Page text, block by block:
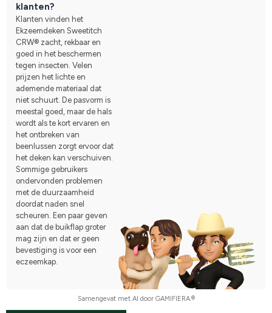
klanten?
Klanten vinden het
Ekzeemdeken Sweetitch
CRW® zacht, rekbaar en
goed in het beschermen
tegen insecten. Velen
prijzen het lichte en
ademende materiaal dat
niet schuurt. De pasvorm is
meestal goed, maar de hals
wordt als te kort ervaren en
het ontbreken van
beenlussen zorgt ervoor dat
het deken kan verschuiven.
Sommige gebruikers
ondervonden problemen
met de duurzaamheid
doordat naden snel
scheuren. Een paar geven
aan dat de buikflap groter
mag zijn en dat er geen
bevestiging is voor een
eczeemkap.
Samengevat met AI door GAMIFIERA.®